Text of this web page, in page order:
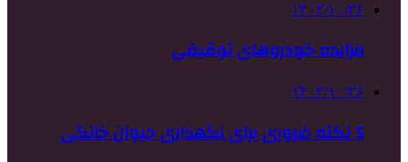
۱۴۰۲/۱۰/۲۶
مزایده خودروهای توقیفی
۱۴۰۲/۱۰/۲۶
5 نکته ضروری برای نگهداری حیوان خانگی